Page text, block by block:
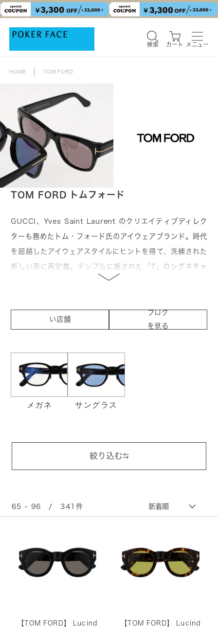
検索 カート メニュー
HOME TOM FORD
TOM FORD トムフォード
GUCCI、Yves Saint Laurent のクリエイティブディレク
ターも務めたトム・フォード氏のアイウェアブランド。時代
を超越したアイウェアスタイルにヒントを得て、洗練された
新しい形に再定義。テンプルに施された「T」のシグネチャ
ーロゴが 大人のリッチな目もとを演出します。メンズ・レデ
ず多くのファッションリーダーに愛され続けています。トム
フォード監督作の映画「シングルマン」で脚光を浴びた定番
選してラインナップしています。モードな装いを格上げす
る、大人のためのアイウェアをご提案します。
い店舗
ブログ
を見る
メガネ サングラス
絞り込む
65 - 96 / 341件
【TOM FORD】 Lucind
【TOM FORD】 Lucind